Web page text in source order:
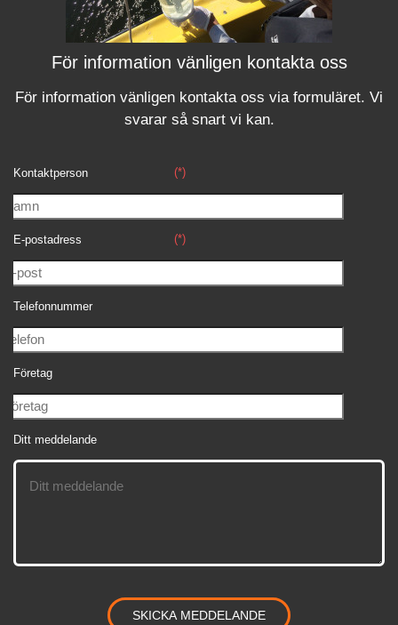
För information vänligen kontakta oss
För information vänligen kontakta oss via formuläret. Vi
svararså snart vi kan.
Kontaktperson (*)
E-postadress (*)
Telefonnummer
Företag
Ditt meddelande